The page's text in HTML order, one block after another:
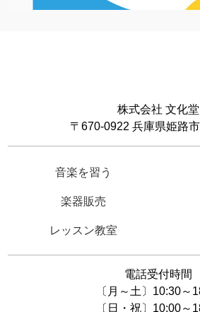
株式会社 文化堂
〒670-0922 兵庫県姫路
音楽を習う
楽器販売
レッスン教室
電話受付時間
〔月～土〕10:30～
〔日・祝〕10:00～